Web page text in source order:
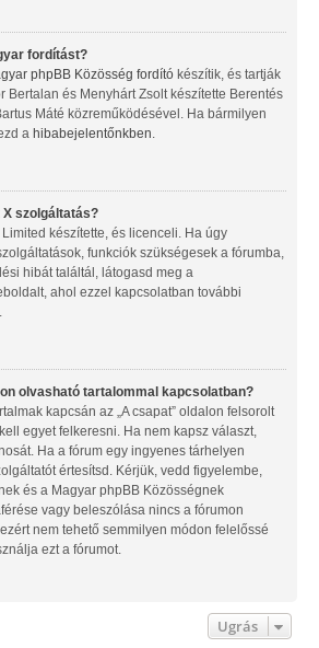
fordítást?
phpBB Közösség fordító készítik, és tartják
Bertalan és Menyhárt Zsolt készítette Berentés
Máté közreműködésével. Ha bármilyen
a hibabejelentőnkben
szolgáltatás?
készítette, és licenceli. Ha úgy
funkciók szükségesek a fórumba,
hibát találtál, látogasd meg a
ahol ezzel kapcsolatban további
olvasható tartalommal kapcsolatban?
kapcsán az „A csapat” oldalon felsorolt
egyet felkeresni. Ha nem kapsz választ,
Ha a fórum egy ingyenes tárhelyen
értesítsd. Kérjük, vedd figyelembe,
és a Magyar phpBB Közösségnek
vagy beleszólása nincs a fórumon
nem tehető semmilyen módon felelőssé
ezt a fórumot.
Ugrás